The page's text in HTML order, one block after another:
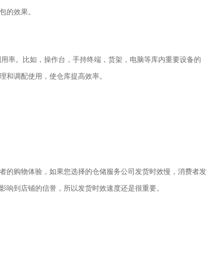
的效果。
。比如，操作台，手持终端，货架，电脑等库内重要设备的
和调配使用，使仓库提高效率。
购物体验，如果您选择的仓储服务公司发货时效慢，消费者发
到店铺的信誉，所以发货时效速度还是很重要。